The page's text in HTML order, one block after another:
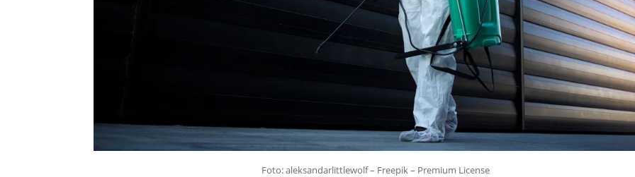
Foto: aleksandarlittlewolf – Freepik – Premium License